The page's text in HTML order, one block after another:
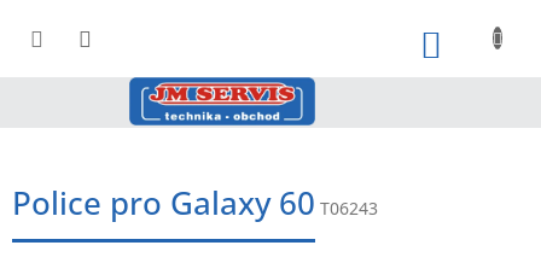
Police pro Galaxy 60 T06243